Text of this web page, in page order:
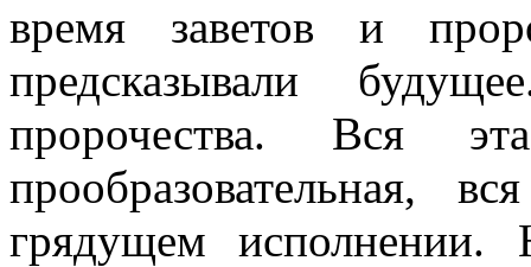
время заветов и
предсказывали
пророчества. Вся
прообразовательная,
грядущем